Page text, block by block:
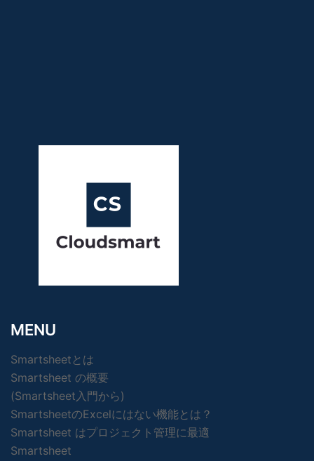
MENU
Smartsheetとは
Smartsheet の概要
(Smartsheet入門から)
SmartsheetのExcelにはない機能とは？
Smartsheet はプロジェクト管理に最適
Smartsheet